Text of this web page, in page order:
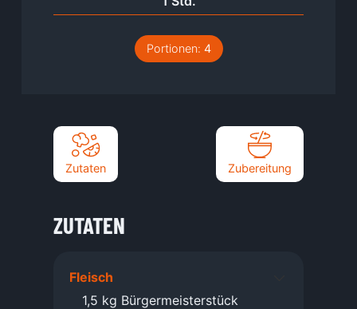
Portionen: 4
Zutaten Zubereitung
ZUTATEN
Fleisch
1,5 kg Bürgermeisterstück